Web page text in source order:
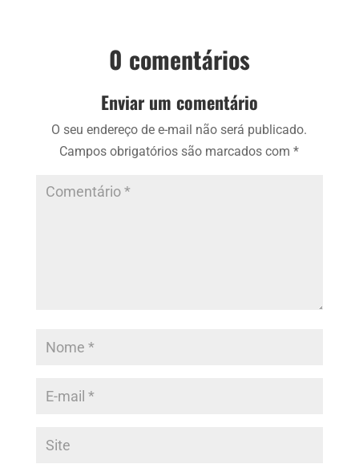
0 comentários
Enviar um comentário
O seu endereço de e-mail não será publicado.
Campos obrigatórios são marcados com*